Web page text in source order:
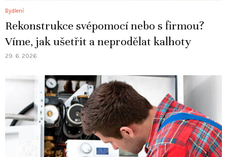
Bydlení
Rekonstrukce svépomocí nebo s firmou?
Víme, jak ušetřit a neprodělat kalhoty
29. 6. 2026